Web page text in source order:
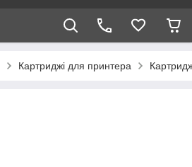
Картриджі для принтера